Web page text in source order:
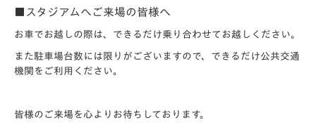
■スタジアムへご来場の皆様へ
お車でお越しの際は、できるだけ乗り合わせてお越しください。
また駐車場台数には限りがございますので、できるだけ公共交通
機関をご利用ください。
皆様のご来場を心よりお待ちしております。